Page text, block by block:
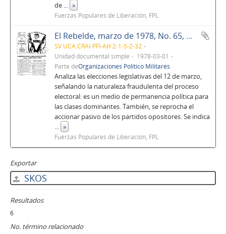
de ... »
Fuerzas Populares de Liberación, FPL
El Rebelde, marzo de 1978, No. 65, Año 6
SV UCA.CRAI-PFI-AH 2-1-5-2-32
Unidad documental simple
1978-03-01
Parte deOrganizaciones Político Militares
Analiza las elecciones legislativas del 12 de marzo,
señalando la naturaleza fraudulenta del proceso
electoral: es un medio de permanencia política para
las clases dominantes. También, se reprocha el
accionar pasivo de los partidos opositores. Se indica
... »
Fuerzas Populares de Liberación, FPL
Exportar
SKOS
Resultados
6
No. término relacionado